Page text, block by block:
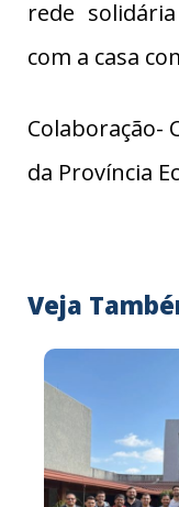
rede
com a casa
Colaboração-
da Província
Veja